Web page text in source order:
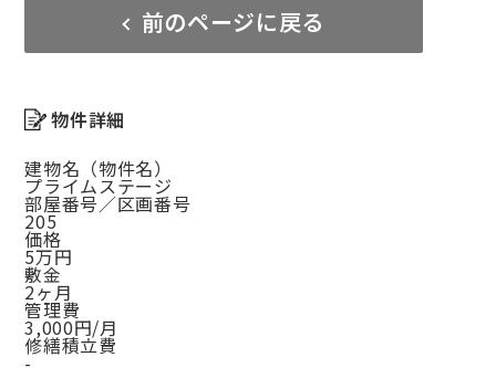
前のページに戻る
物件詳細
建物名（物件名）
プライムステージ
部屋番号／区画番号
205
価格
5万円
敷金
2ヶ月
管理費
3,000円/月
修繕積立費
-